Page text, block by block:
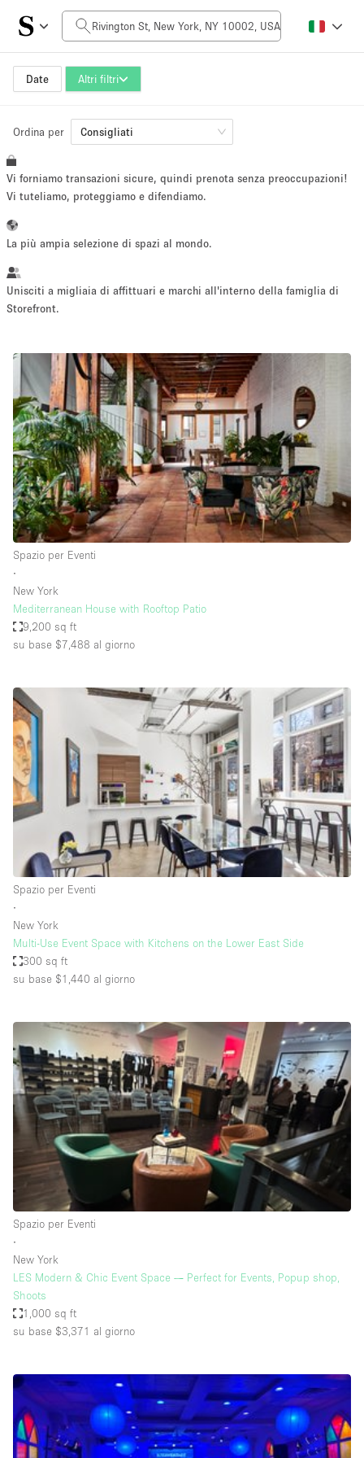
Date Altri filtri
Prezzo al giorno
$0
Dimensioni dello spazio
5000+ sq ft
~ 13 persone
artistico
Servizio
fotografico
Conferenza Meeting Ufficio
Acquista
Condividi
Tipo di spazio
Acquista Condividi
Atelier / Laboratorio
Camion
Fiera/festival
Galleria d'arte
Hall
Imbarcazione
Magazzino
Negozio in centro commerciale
Sala conferenze
Sala riunioni
Spazio creativo
Spazio hall
Spazio per Eventi
Spazio pubblicitario
Spazio unico
Stand / Bancarella
Stand / Chiosco / Stand
Studio fotografico / riprese
Uffici
Accesso per disabili
Ampia Porta d'Ingresso
Ordina per Consigliati
Vi forniamo transazioni sicure, quindi prenota senza preoccupazioni!
Vi tuteliamo, proteggiamo e difendiamo.
La più ampia selezione di spazi al mondo.
Unisciti a migliaia di affittuari e marchi all'interno della famiglia di
Storefront.
Spazio per Eventi
∙
New York
Mediterranean House with Rooftop Patio
9,200 sq ft
su base $7,488 al giorno
Spazio per Eventi
∙
New York
Multi-Use Event Space with Kitchens on the Lower East Side
300 sq ft
su base $1,440 al giorno
Spazio per Eventi
∙
New York
LES Modern & Chic Event Space — Perfect for Events, Popup shop,
Shoots
1,000 sq ft
su base $3,371 al giorno